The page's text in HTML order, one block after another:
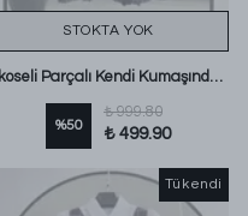
STOKTA YOK
Ekoseli Parçalı Kendi Kumaşından Düğmeli Jile Kahve
%50
₺ 999.80
₺ 499.90
Tükendi